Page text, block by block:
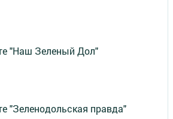
"Наш Зеленый Дол"
"Зеленодольская правда"